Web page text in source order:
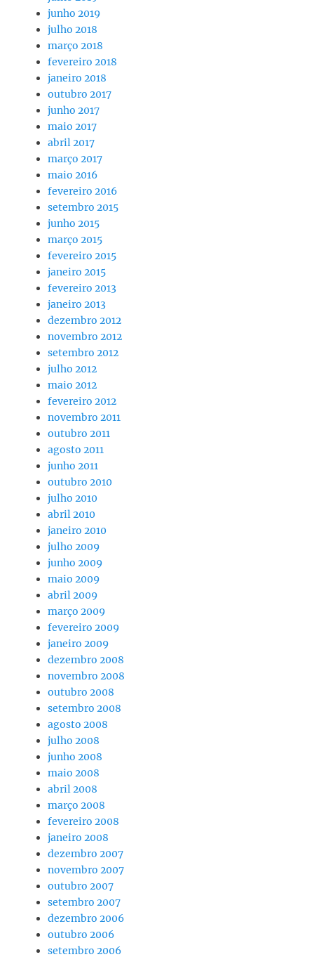
junho 2019
julho 2018
março 2018
fevereiro 2018
janeiro 2018
outubro 2017
junho 2017
maio 2017
abril 2017
março 2017
maio 2016
fevereiro 2016
setembro 2015
junho 2015
março 2015
fevereiro 2015
janeiro 2015
fevereiro 2013
janeiro 2013
dezembro 2012
novembro 2012
setembro 2012
julho 2012
maio 2012
fevereiro 2012
novembro 2011
outubro 2011
agosto 2011
junho 2011
outubro 2010
julho 2010
abril 2010
janeiro 2010
julho 2009
junho 2009
maio 2009
abril 2009
março 2009
fevereiro 2009
janeiro 2009
dezembro 2008
novembro 2008
outubro 2008
setembro 2008
agosto 2008
julho 2008
junho 2008
maio 2008
abril 2008
março 2008
fevereiro 2008
janeiro 2008
dezembro 2007
novembro 2007
outubro 2007
setembro 2007
dezembro 2006
outubro 2006
setembro 2006